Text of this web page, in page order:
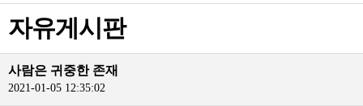
자유게시판
사람은 귀중한 존재
2021-01-05 12:35:02